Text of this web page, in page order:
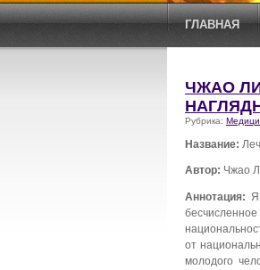
ГЛАВНАЯ
ЧЖАО
Рубрика:
Название:
Автор: Чжао
Аннотация:
Я
от
молодого